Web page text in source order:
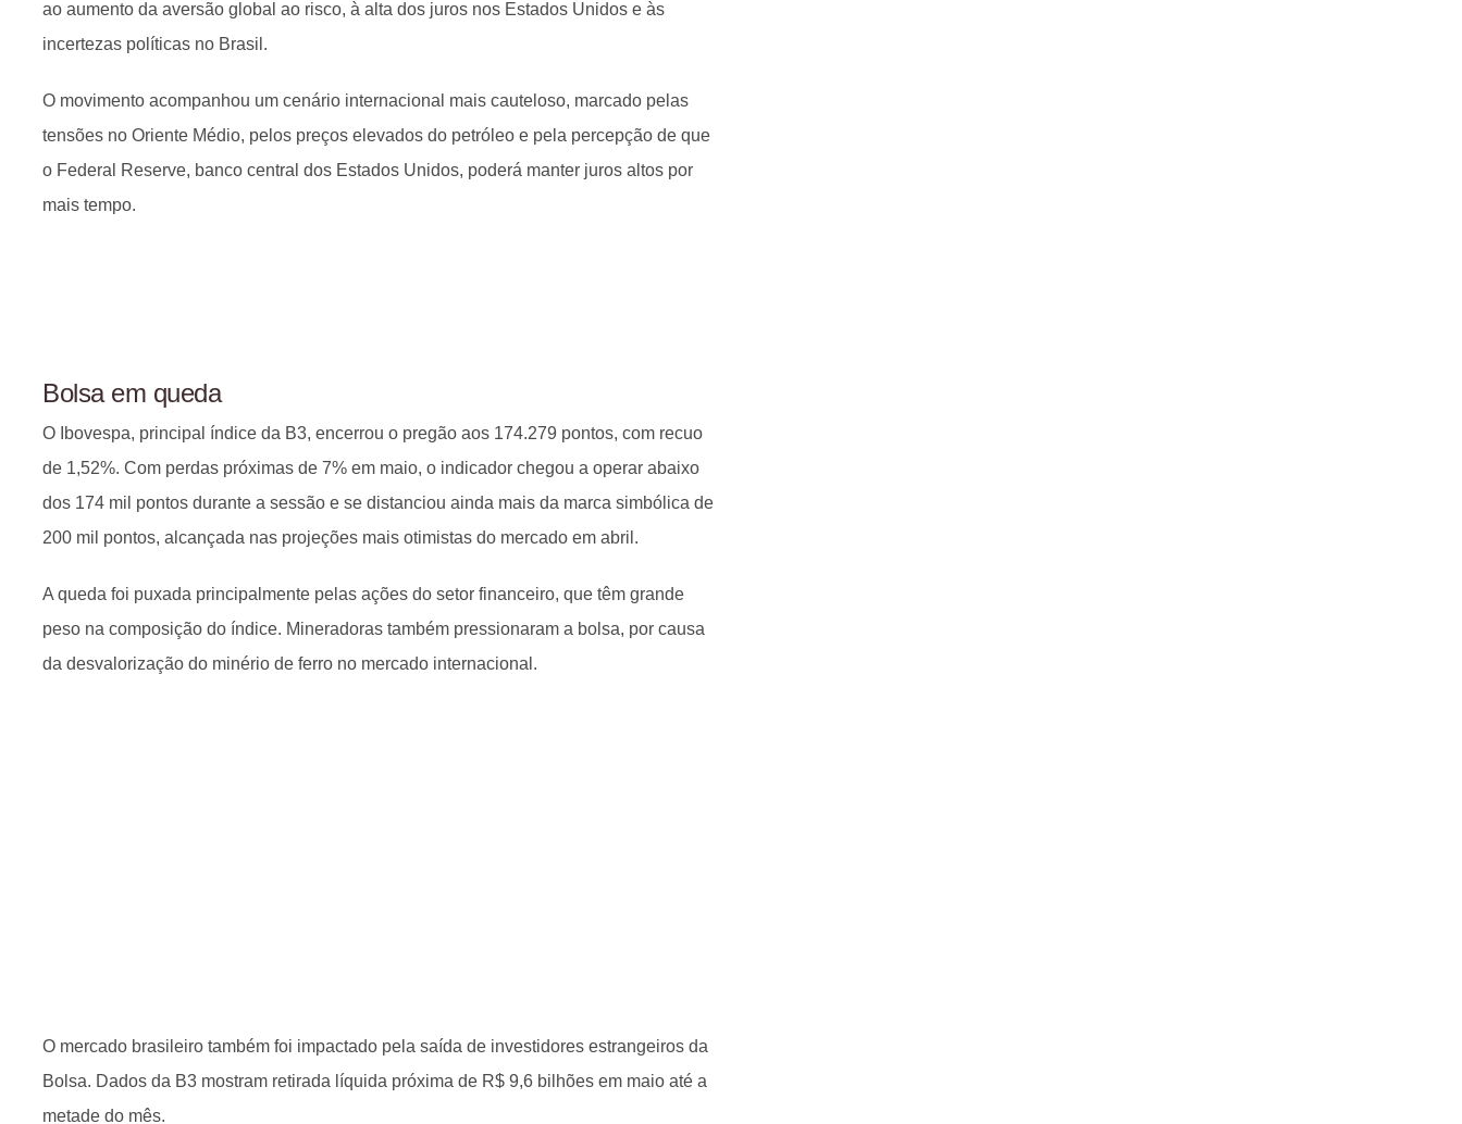
ao aumento da aversão global ao risco, à alta dos juros nos Estados Unidos e às
incertezas políticas no Brasil.
O movimento acompanhou um cenário internacional mais cauteloso, marcado pelas
tensões no Oriente Médio, pelos preços elevados do petróleo e pela percepção de que
o Federal Reserve, banco central dos Estados Unidos, poderá manter juros altos por
mais tempo.
Bolsa em queda
O Ibovespa, principal índice da B3, encerrou o pregão aos 174.279 pontos, com recuo
de 1,52%. Com perdas próximas de 7% em maio, o indicador chegou a operar abaixo
dos 174 mil pontos durante a sessão e se distanciou ainda mais da marca simbólica de
200 mil pontos, alcançada nas projeções mais otimistas do mercado em abril.
A queda foi puxada principalmente pelas ações do setor financeiro, que têm grande
peso na composição do índice. Mineradoras também pressionaram a bolsa, por causa
da desvalorização do minério de ferro no mercado internacional.
O mercado brasileiro também foi impactado pela saída de investidores estrangeiros da
Bolsa. Dados da B3 mostram retirada líquida próxima de R$ 9,6 bilhões em maio até a
metade do mês.